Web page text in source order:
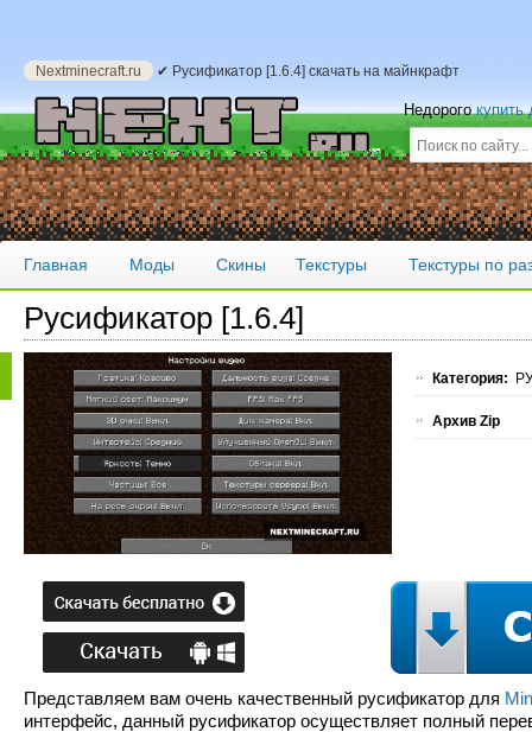
Nextminecraft.ru ✔ Русификатор [1.6.4] скачать на майнкрафт
Недорогокупить
Главная Моды Скины Текстуры Текстуры по
Русификатор [1.6.4]
Категория:
Архив Zip
Представляем вам очень качественный русификатор для
интерфейс, данный русификатор осуществляет полный